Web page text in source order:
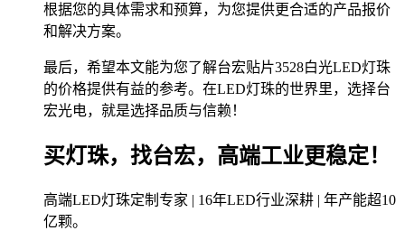
根据您的具体需求和预算，为您提供更合适的产品报价
和解决方案。
最后，希望本文能为您了解台宏贴片3528白光LED灯珠
的价格提供有益的参考。在LED灯珠的世界里，选择台
宏光电，就是选择品质与信赖！
买灯珠，找台宏，高端工业更稳定！
高端LED灯珠定制专家 | 16年LED行业深耕 | 年产能超10
亿颗。